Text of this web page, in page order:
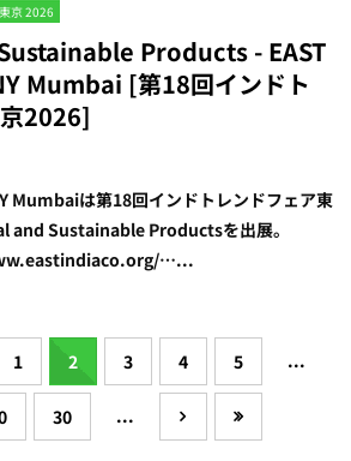
京 2026
Products - EAST
Mumbai [第18回インドト
2026]
Mumbaiは第18回インドトレンドフェア東
and Sustainable Productsを出展。
…...
1 2 3 4 5 ...
30 ...